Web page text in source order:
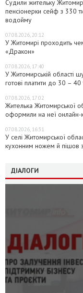
Судили жительку
пенсіонерки сейф з 330
водойму
07.08.2026, 20:12
У Житомирі проходить
«Дракон»
07.08.2026, 17:40
У Житомирській області
готові платити до 30 – 40
07.08.2026, 17:02
Жителька Житомирської
оформили на неї онлайн-
07.08.2026, 16:31
У селі Житомирської
кухонним ножем й пішов
ДІАЛОГИ